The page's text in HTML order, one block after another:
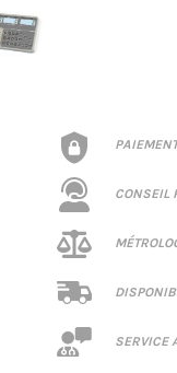
CONSEIL
SERVICE